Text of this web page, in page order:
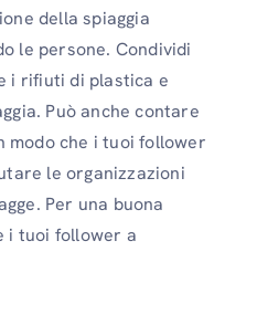
della spiaggia
le persone. Condividi
i rifiuti di plastica e
Può anche contare
che i tuoi follower
le organizzazioni
Per una buona
i tuoi follower a